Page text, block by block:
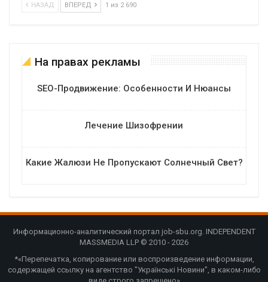
НАЗАД ВПЕРЕД 1 из 2 690
На правах рекламы
SEO-Продвижение: Особенности И Нюансы
Лечение Шизофрении
Какие Жалюзи Не Пропускают Солнечный Свет?
Информационно-аналитический портал job-sbu.org. INDEPENDENT
MASSMEDIA LLP © 2010 - 2026
*«Перепечатка, копирование или воспроизведение информации,
содержащей ссылку на агентство "Українські Новини", в каком-либо